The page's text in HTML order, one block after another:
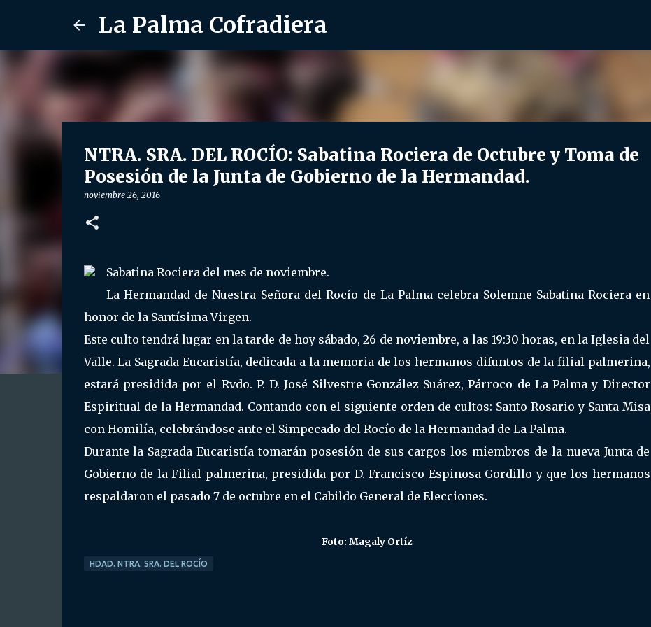
La Palma Cofradiera
NTRA. SRA. DEL ROCÍO: Sabatina Rociera de Octubre y Toma de
Posesión de la Junta de Gobierno de la Hermandad.
noviembre 26, 2016
Sabatina Rociera del mes de noviembre.
La Hermandad de Nuestra Señora del Rocío de La Palma celebra Solemne Sabatina Rociera en
honor de la Santísima Virgen.
Este culto tendrá lugar en la tarde de hoy sábado, 26 de noviembre, a las 19:30 horas, en la Iglesia del
Valle. La Sagrada Eucaristía, dedicada a la memoria de los hermanos difuntos de la filial palmerina,
estará presidida por el Rvdo. P. D. José Silvestre González Suárez, Párroco de La Palma y Director
Espiritual de la Hermandad. Contando con el siguiente orden de cultos: Santo Rosario y Santa Misa
con Homilía, celebrándose ante el Simpecado del Rocío de la Hermandad de La Palma.
Durante la Sagrada Eucaristía tomarán posesión de sus cargos los miembros de la nueva Junta de
Gobierno de la Filial palmerina, presidida por D. Francisco Espinosa Gordillo y que los hermanos
respaldaron el pasado 7 de octubre en el Cabildo General de Elecciones.
Foto: Magaly Ortíz
HDAD. NTRA. SRA. DEL ROCÍO